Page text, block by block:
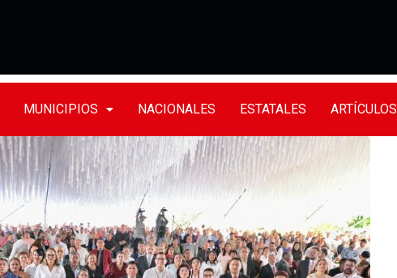
MUNICIPIOS NACIONALES ESTATALES ARTÍCULOS